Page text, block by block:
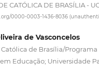
CATÓLICA DE BRASÍLIA -
0000-0003-1436-8036
de Vasconcelos
de Brasília/Programa
Educação; Universidade